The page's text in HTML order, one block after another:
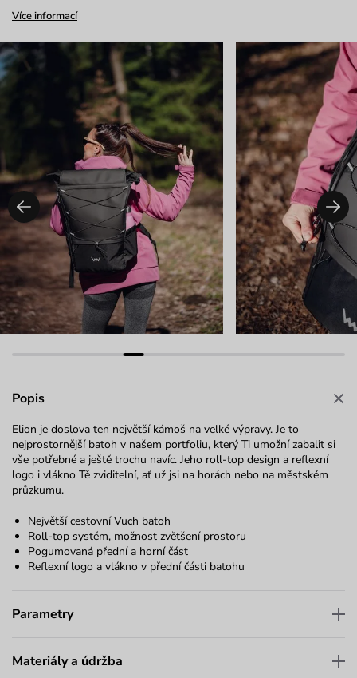
Více informací
Popis
Elion je doslova ten největší kámoš na velké výpravy. Je to
nejprostornější batoh v našem portfoliu, který Ti umožní zabalit si
vše potřebné a ještě trochu navíc. Jeho roll-top design a reflexní
logo i vlákno Tě zviditelní, ať už jsi na horách nebo na městském
průzkumu.
Největší cestovní Vuch batoh
Roll-top systém, možnost zvětšení prostoru
Pogumovaná přední a horní část
Reflexní logo a vlákno v přední části batohu
Parametry
Materiály a údržba